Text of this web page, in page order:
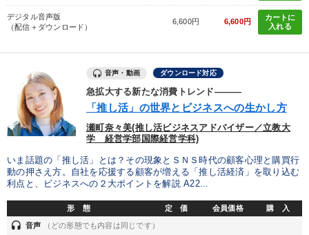
デジタル音声版
（配信＋ダウンロード）
6,600円 6,600円
カートに
入れる
音声・動画 ダウンロード対応
急拡大する新たな消費トレンド―――
「推し活」の世界とビジネスへの生かし方
瀬町奈々美(推し活ビジネスアドバイザー／立教大
学 経営学部国際経営学科)
いま話題の「推し活」とは？その現象とＳＮＳ時代の顧客心理と購買行
動の押さえ方。自社を応援する顧客が増える「推し活経済」を取り込む
利点と、ビジネスへの２大ポイントを解説 A22...
形 態 定 価 会員価格 購 入
headset 音声 （どの形態でも内容は同じです）